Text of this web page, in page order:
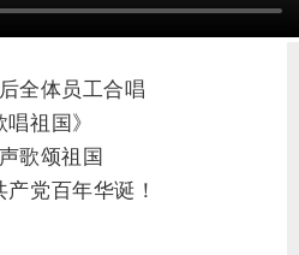
全体员工合唱
唱祖国》
歌颂祖国
党百年华诞！